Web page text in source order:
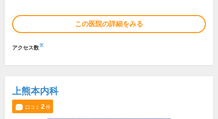
この医院の詳細をみる
アクセス数※
上熊本内科
口コミ 2件